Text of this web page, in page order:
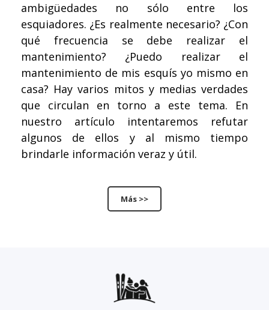
ambigüedades no sólo entre los
esquiadores. ¿Es realmente necesario? ¿Con
qué frecuencia se debe realizar el
mantenimiento? ¿Puedo realizar el
mantenimiento de mis esquís yo mismo en
casa? Hay varios mitos y medias verdades
que circulan en torno a este tema. En
nuestro artículo intentaremos refutar
algunos de ellos y al mismo tiempo
brindarle información veraz y útil.
Más >>